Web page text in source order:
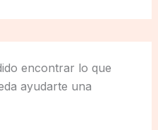
encontrar lo que
ayudarte una